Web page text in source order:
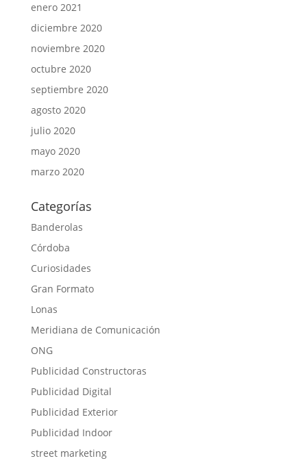
enero 2021
diciembre 2020
noviembre 2020
octubre 2020
septiembre 2020
agosto 2020
julio 2020
mayo 2020
marzo 2020
Categorías
Banderolas
Córdoba
Curiosidades
Gran Formato
Lonas
Meridiana de Comunicación
ONG
Publicidad Constructoras
Publicidad Digital
Publicidad Exterior
Publicidad Indoor
street marketing